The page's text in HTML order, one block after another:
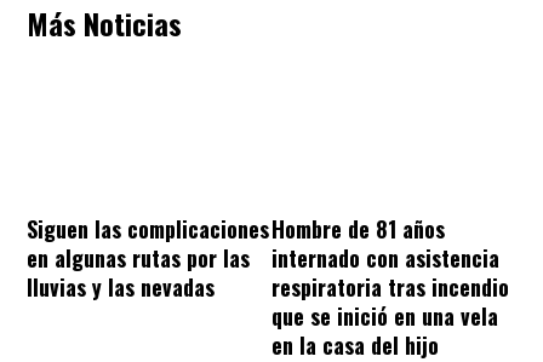
Más Noticias
Siguen las complicaciones
en algunas rutas por las
lluvias y las nevadas
Hombre de 81 años
internado con asistencia
respiratoria tras incendio
que se inició en una vela
en la casa del hijo